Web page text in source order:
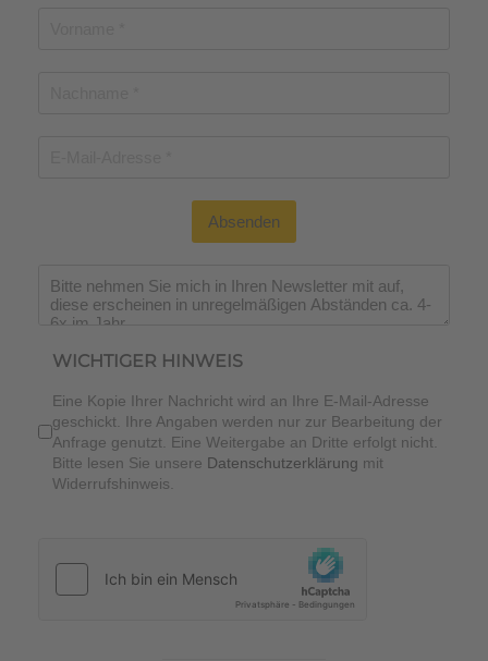
Absenden
Wichtiger Hinweis*
WICHTIGER HINWEIS
Eine Kopie Ihrer Nachricht wird an Ihre E-Mail-Adresse
geschickt. Ihre Angaben werden nur zur Bearbeitung der
Anfrage genutzt. Eine Weitergabe an Dritte erfolgt nicht.
Bitte lesen Sie unsere Datenschutzerklärung mit
Widerrufshinweis.